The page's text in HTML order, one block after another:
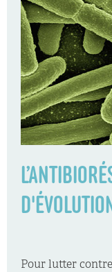
Pour lutter